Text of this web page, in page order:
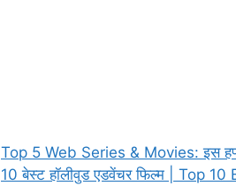
Top 5 Web Series & Movies: इस
10 बेस्ट हॉलीवुड एडवेंचर फिल्म | Top